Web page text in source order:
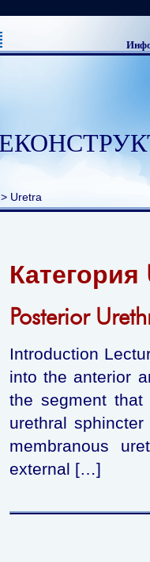
> Uretra
Категория
Posterior
Introduction
into the anterior
the segment
urethral
membranous
external […]